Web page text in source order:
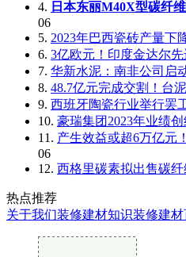
4. 日本东丽M40X型碳纤
06
5. 2023年巴西瓷砖产量下
6. 3亿欧元！印度金达尔
7. 华新水泥：南非公司启
8. 48.7亿元完成交割！台
9. 西班牙陶瓷行业举行罢
10. 豪瑞集团2023年业绩
11. 产生效益或超6万亿元
06
12. 西格里碳素拟出售碳纤
热点推荐
关于我们装修建材知识装修建